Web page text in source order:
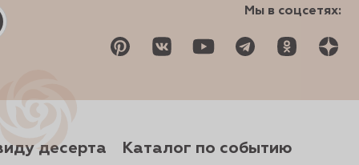
Мы в соцсетях:
десерта Каталог по событию